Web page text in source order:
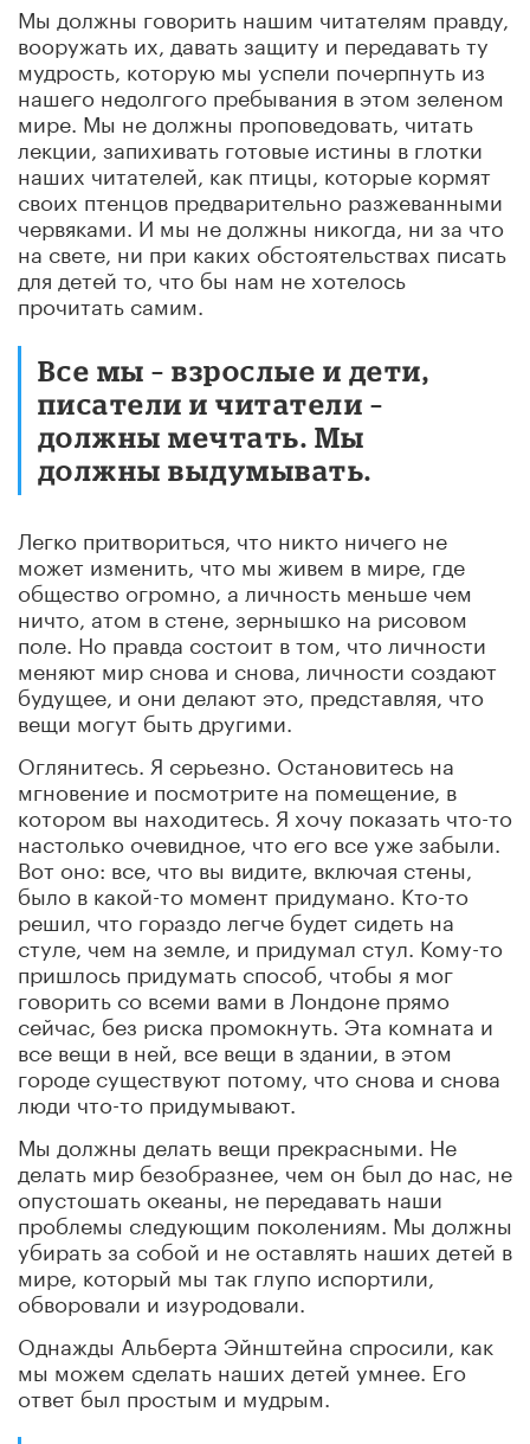
Мы должны говорить нашим читателям правду,
вооружать их, давать защиту и передавать ту
мудрость, которую мы успели почерпнуть из
нашего недолгого пребывания в этом зеленом
мире. Мы не должны проповедовать, читать
лекции, запихивать готовые истины в глотки
наших читателей, как птицы, которые кормят
своих птенцов предварительно разжеванными
червяками. И мы не должны никогда, ни за что
на свете, ни при каких обстоятельствах писать
для детей то, что бы нам не хотелось
прочитать самим.
Все мы – взрослые и дети,
писатели и читатели –
должны мечтать. Мы
должны выдумывать.
Легко притвориться, что никто ничего не
может изменить, что мы живем в мире, где
общество огромно, а личность меньше чем
ничто, атом в стене, зернышко на рисовом
поле. Но правда состоит в том, что личности
меняют мир снова и снова, личности создают
будущее, и они делают это, представляя, что
вещи могут быть другими.
Оглянитесь. Я серьезно. Остановитесь на
мгновение и посмотрите на помещение, в
котором вы находитесь. Я хочу показать что-то
настолько очевидное, что его все уже забыли.
Вот оно: все, что вы видите, включая стены,
было в какой-то момент придумано. Кто-то
решил, что гораздо легче будет сидеть на
стуле, чем на земле, и придумал стул. Кому-то
пришлось придумать способ, чтобы я мог
говорить со всеми вами в Лондоне прямо
сейчас, без риска промокнуть. Эта комната и
все вещи в ней, все вещи в здании, в этом
городе существуют потому, что снова и снова
люди что-то придумывают.
Мы должны делать вещи прекрасными. Не
делать мир безобразнее, чем он был до нас, не
опустошать океаны, не передавать наши
проблемы следующим поколениям. Мы должны
убирать за собой и не оставлять наших детей в
мире, который мы так глупо испортили,
обворовали и изуродовали.
Однажды Альберта Эйнштейна спросили, как
мы можем сделать наших детей умнее. Его
ответ был простым и мудрым.